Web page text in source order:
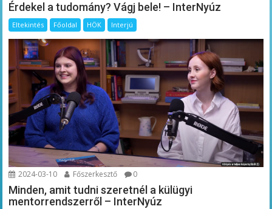
Érdekel a tudomány? Vágj bele! – InterNyúz
Eltekintés Főoldal HÖK Interjú
2024-03-10 Főszerkesztő 0
Minden, amit tudni szeretnél a külügyi
mentorrendszerről – InterNyúz